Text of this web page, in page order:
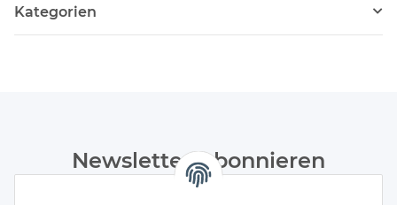
Kategorien
Newsletter Abonnieren